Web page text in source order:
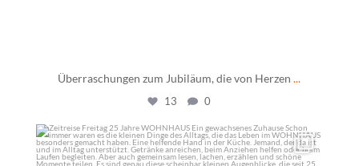
Überraschungen zum Jubiläum, die von Herzen ...
13 0
daswohnhausostfildern
Mai 29